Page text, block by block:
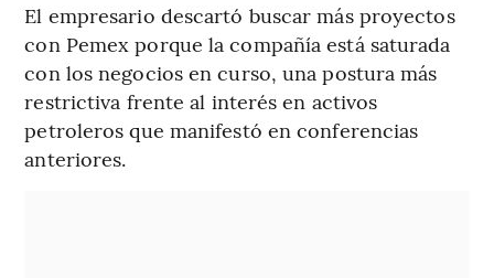
El empresario descartó buscar más proyectos
con Pemex porque la compañía está saturada
con los negocios en curso, una postura más
restrictiva frente al interés en activos
petroleros que manifestó en conferencias
anteriores.